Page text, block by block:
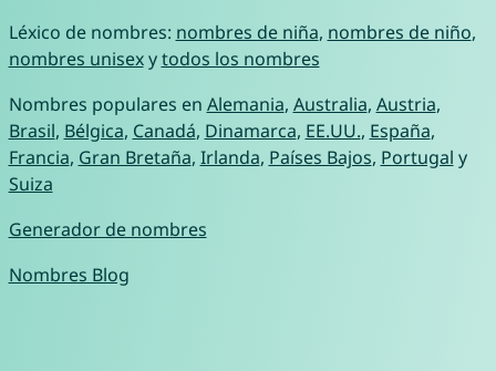
Léxico de nombres: nombres de niña, nombres de niño,
nombres unisexytodos los nombres
Nombres populares en Alemania, Australia, Austria,
Brasil, Bélgica, Canadá, Dinamarca, EE.UU., España,
Francia, Gran Bretaña, Irlanda, Países Bajos, Portugal y
Suiza
Generador de nombres
Nombres Blog